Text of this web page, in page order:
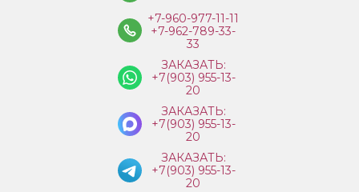
+7-960-977-11-11
+7-962-789-33-
33
ЗАКАЗАТЬ:
+7(903) 955-13-
20
ЗАКАЗАТЬ:
+7(903) 955-13-
20
ЗАКАЗАТЬ:
+7(903) 955-13-
20